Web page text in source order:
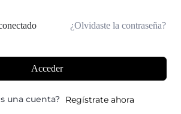
¿Olvidaste la contraseña?
Acceder
una cuenta? Regístrate ahora